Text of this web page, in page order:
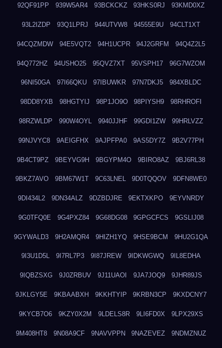
92QF91PP 939W5AR4 93BCKCKZ 93HKS0RJ 93KMD0XZ
93L2IZDP 93Q1LPRJ 944UTVW8 94555E9U 94CLT1XT
94CQZMDW 94E5VQT2 94H1UCPR 94J2GRFM 94Q4Z2L5
94Q772HZ 94USHO25 95QVZ7XT 95VSPH17 96G7WZOM
96NI50GA 97I66QKU 97IBUWKR 97N7DKJ5 984XBLDC
98DD8YXB 98HGTYIJ 98P1JO9O 98PIYSH9 98RHROFI
98RZWLDP 990W4OYL 9940JJHF 99GDI1ZW 99HRLVZZ
99NJVYC8 9AEIGFHX 9AJPFPA0 9AS5DY7Z 9B2V77PH
9B4CT9PZ 9BEYVG9H 9BGYPM4O 9BIRO8AZ 9BJ6RL38
9BKZ7AVO 9BM67W1T 9C63LNEL 9D0TQQOV 9DFN8WE0
9DI434L2 9DN34ALZ 9DZBDJRE 9EKTXKPO 9EYVNRDY
9G0TFQ0E 9G4PXZ84 9G68DG08 9GPGCFCS 9GSLIJ08
9GYWALD3 9H2AMQR4 9HIZH1YQ 9HSE9BCM 9HU2G1QA
9I3U1D5L 9I7RL7P3 9I87JREW 9IDKWGWQ 9IL8EDHA
9IQBZSXG 9J0ZRBUV 9J11UAOI 9JA7JOQ9 9JHR89JS
9JKLGY5E 9KBAABXH 9KKHTYIP 9KRBN3CP 9KXDCNY7
9KYCB7O6 9KZY0X2M 9LDELS8R 9LI6FD0X 9LPX29XS
9M408HT8 9N08A9CF 9NAVVPPN 9NAZEVEZ 9NDMZNUZ